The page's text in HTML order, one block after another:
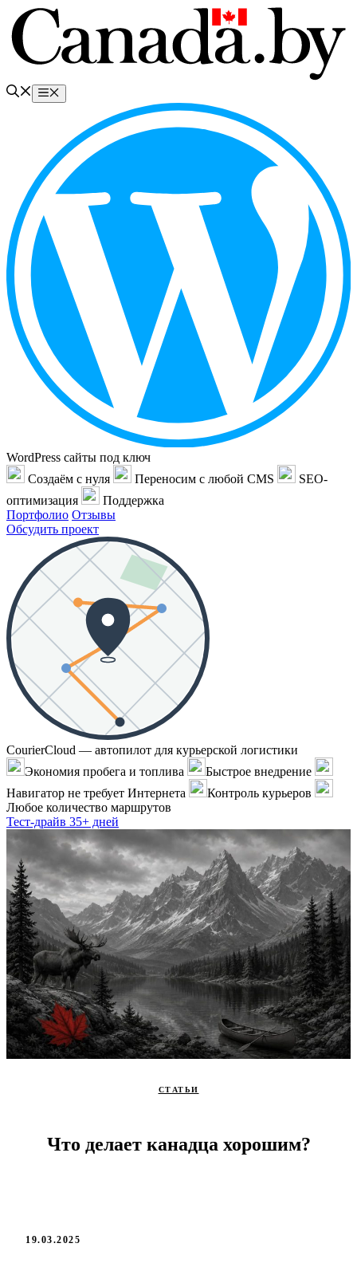
Перейти
содержимому
Меню
WordPress сайты под ключ
Создаём с нуля
Переносим с любой CMS
SEO-
оптимизация
Поддержка
Портфолио Отзывы
Обсудить проект
CourierCloud — автопилот для курьерской логистики
Экономия пробега и топлива
Быстрое внедрение
Навигатор не требует Интернета
Контроль курьеров
Любое количество маршрутов
Тест-драйв 35+ дней
СТАТЬИ
Что делает канадца хорошим?
19.03.2025